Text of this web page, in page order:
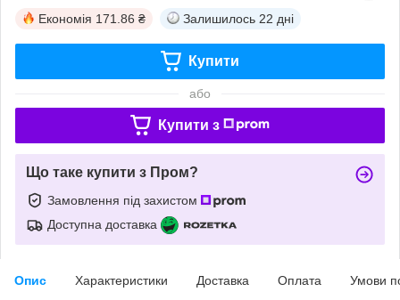
Економія 171.86 ₴ Залишилось 22 дні
Купити
або
Купити з
Що таке купити з Пром?
Замовлення під захистом
Доступна доставка
Опис Характеристики Доставка Оплата Умови